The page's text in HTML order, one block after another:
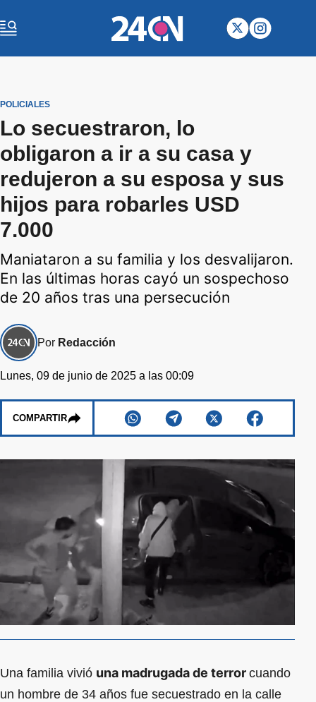
POLICIALES
Lo secuestraron, lo
obligaron a ir a su casa y
redujeron a su esposa y sus
hijos para robarles USD
7.000
Maniataron a su familia y los desvalijaron.
En las últimas horas cayó un sospechoso
de 20 años tras una persecución
Por Redacción
Lunes, 09 de junio de 2025 a las 00:09
COMPARTIR
Una familia vivió una madrugada de terror cuando
un hombre de 34 años fue secuestrado en la calle